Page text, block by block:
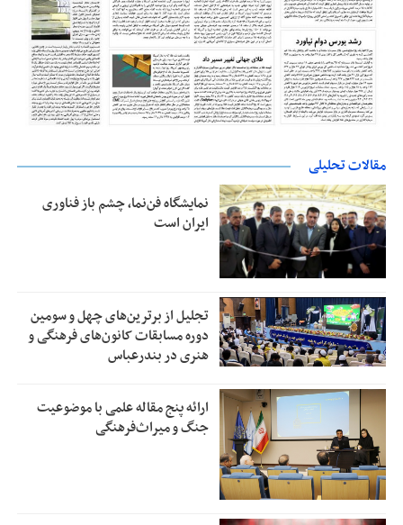
مقالات تحلیلی
نمایشگاه فن‌نما، چشم باز فناوری
ایران است
تجلیل از بر‌ترین‌های چهل و سومین
دوره مسابقات کانون‌های فرهنگی و
هنری در بندرعباس
ارائه پنج مقاله علمی با موضوعیت
جنگ و میراث‌فرهنگی